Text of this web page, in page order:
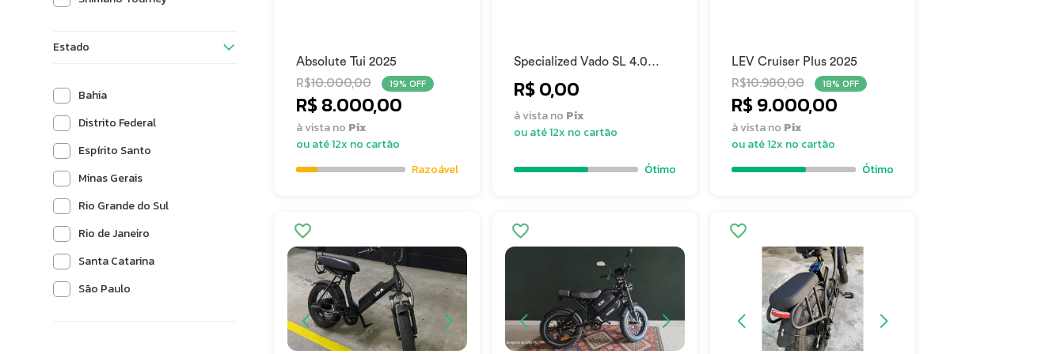
Estado
Bahia
Distrito Federal
Espírito Santo
Minas Gerais
Rio Grande do Sul
Rio de Janeiro
Santa Catarina
São Paulo
Absolute Tui 2025
R$10.000,00 19% OFF
R$ 8.000,00
à vista no Pix
ou até 12x no cartão
Razoável
Specialized Vado SL 4.0
R$ 0,00
à vista no Pix
ou até 12x no cartão
Ótimo
LEV Cruiser Plus 2025
R$10.980,00 18% OFF
R$ 9.000,00
à vista no Pix
ou até 12x no cartão
Ótimo